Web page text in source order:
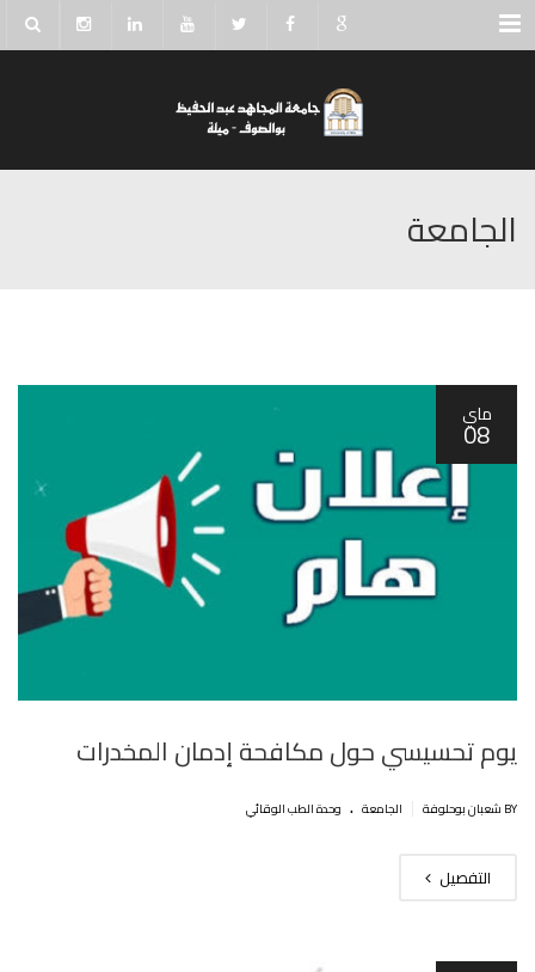
Menu
الجامعة
ماي
08
يوم تحسيسي حول مكافحة إدمان المخدرات
BY شعبان بوحلوفة الجامعة . وحدة الطب الوقائي
التفصيل